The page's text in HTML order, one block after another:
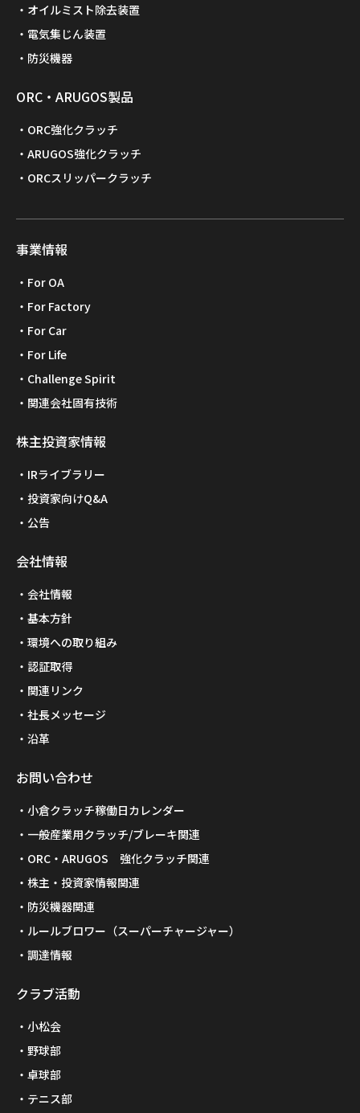
オイルミスト除去装置
電気集じん装置
防災機器
ORC・ARUGOS製品
ORC強化クラッチ
ARUGOS強化クラッチ
ORCスリッパークラッチ
事業情報
For OA
For Factory
For Car
For Life
Challenge Spirit
関連会社固有技術
株主投資家情報
IRライブラリー
投資家向けQ&A
公告
会社情報
会社情報
基本方針
環境への取り組み
認証取得
関連リンク
社長メッセージ
沿革
お問い合わせ
小倉クラッチ稼働日カレンダー
一般産業用クラッチ/ブレーキ関連
ORC・ARUGOS 強化クラッチ関連
株主・投資家情報関連
防災機器関連
ルールブロワー（スーパーチャージャー）
調達情報
クラブ活動
小松会
野球部
卓球部
テニス部